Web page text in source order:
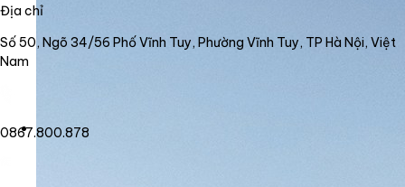
Địa chỉ
Số 50, Ngõ 34/56 Phố Vĩnh Tuy, Phường Vĩnh Tuy, TP Hà Nội, Việt
Nam
0867.800.878